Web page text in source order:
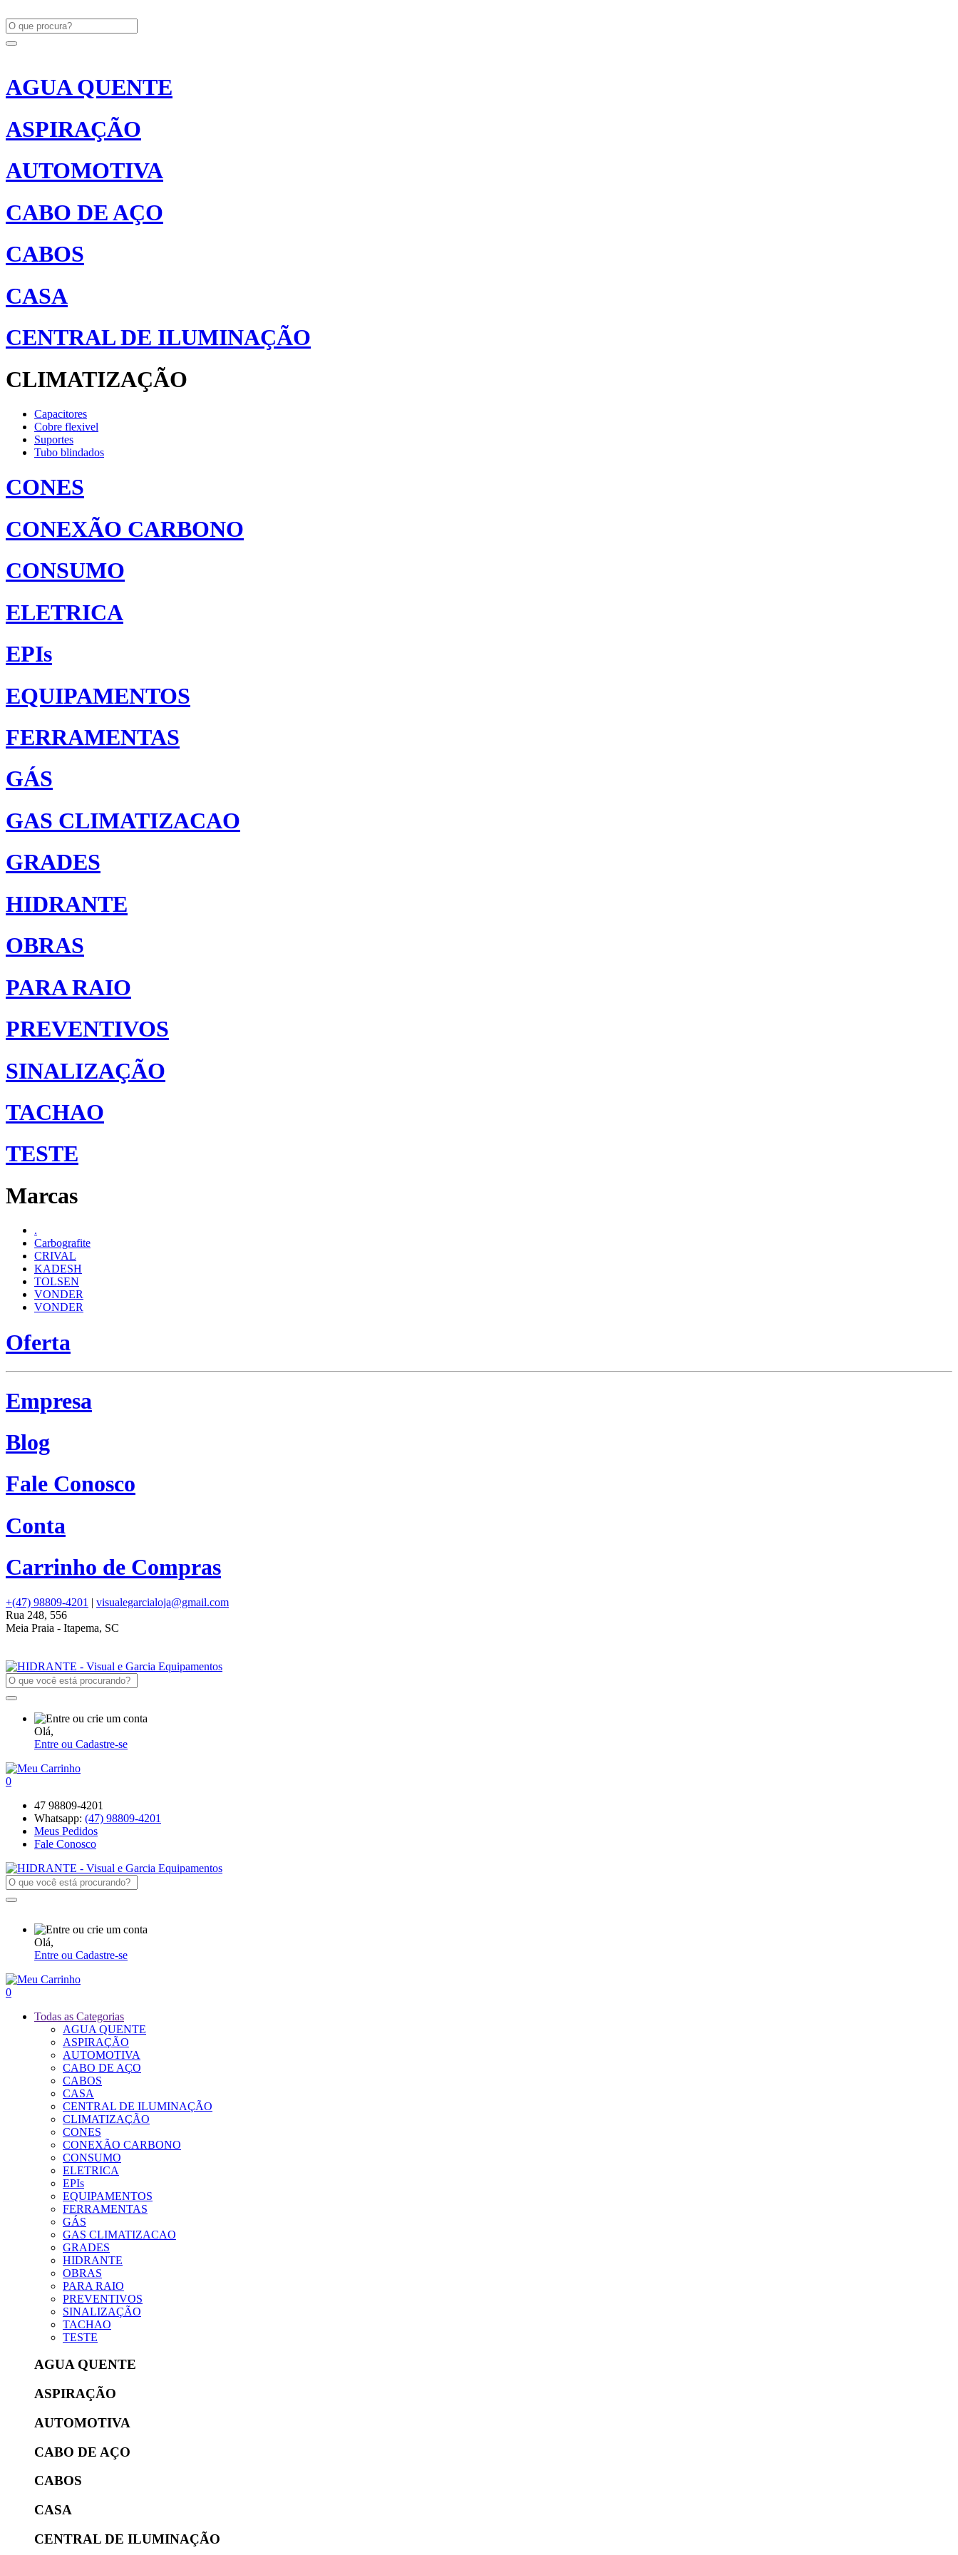
AGUA QUENTE
ASPIRAÇÃO
AUTOMOTIVA
CABO DE AÇO
CABOS
CASA
CENTRAL DE ILUMINAÇÃO
CLIMATIZAÇÃO
Capacitores
Cobre flexivel
Suportes
Tubo blindados
CONES
CONEXÃO CARBONO
CONSUMO
ELETRICA
EPIs
EQUIPAMENTOS
FERRAMENTAS
GÁS
GAS CLIMATIZACAO
GRADES
HIDRANTE
OBRAS
PARA RAIO
PREVENTIVOS
SINALIZAÇÃO
TACHAO
TESTE
Marcas
.
Carbografite
CRIVAL
KADESH
TOLSEN
VONDER
VONDER
Oferta
Empresa
Blog
Fale Conosco
Conta
Carrinho de Compras
+(47) 98809-4201 | visualegarcialoja@gmail.com
Rua 248, 556
Meia Praia - Itapema, SC
Olá,
Entre ou Cadastre-se
0
47 98809-4201
Whatsapp: (47) 98809-4201
Meus Pedidos
Fale Conosco
Olá,
Entre ou Cadastre-se
0
Todas as Categorias
AGUA QUENTE
ASPIRAÇÃO
AUTOMOTIVA
CABO DE AÇO
CABOS
CASA
CENTRAL DE ILUMINAÇÃO
CLIMATIZAÇÃO
CONES
CONEXÃO CARBONO
CONSUMO
ELETRICA
EPIs
EQUIPAMENTOS
FERRAMENTAS
GÁS
GAS CLIMATIZACAO
GRADES
HIDRANTE
OBRAS
PARA RAIO
PREVENTIVOS
SINALIZAÇÃO
TACHAO
TESTE
AGUA QUENTE
ASPIRAÇÃO
AUTOMOTIVA
CABO DE AÇO
CABOS
CASA
CENTRAL DE ILUMINAÇÃO